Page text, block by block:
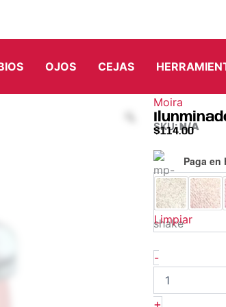
OJOS CEJAS
Moira
SKU:N/A
$114.00
Paga en
Limpiar
-
Ilunminador
Compacto
-
Dreamlight
Highlighter
-
cantidad
+